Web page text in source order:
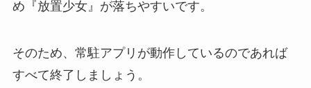
め『放置少女』が落ちやすいです。
そのため、常駐アプリが動作しているのであれば
すべて終了しましょう。